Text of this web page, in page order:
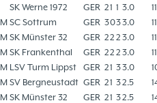
SK Werne 1972 GER 21 1 3.0
M SC Sottrum GER 3033.0
M SK Münster 32 GER 22 2 3.0
M SK Frankenthal GER 22 2 3.0
M LSV Turm Lippst GER 21 33.0
M SV Bergneustadt GER 21 32.5
M SK Münster 32 GER 21 32.5